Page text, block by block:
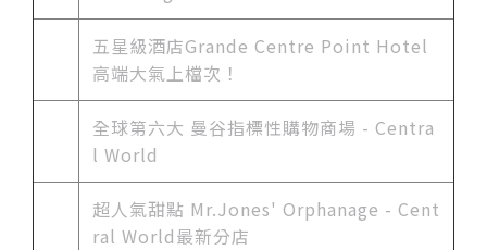
五星級酒店Grande Centre Point Hotel
高端大氣上檔次！
全球第六大 曼谷指標性購物商場 - Centra
l World
超人氣甜點 Mr.Jones' Orphanage - Cent
ral World最新分店